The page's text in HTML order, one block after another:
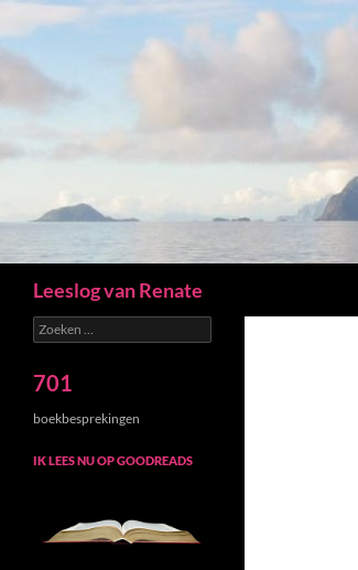
Leeslog van Renate
Zoeken
naar:
701
boekbesprekingen
IK LEES NU OP GOODREADS